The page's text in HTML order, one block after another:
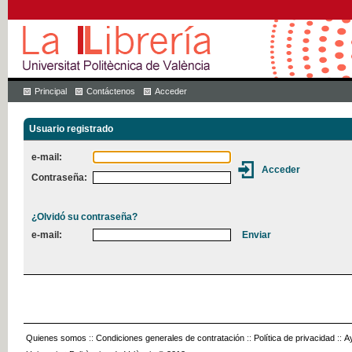
Principal Contáctenos Acceder
Usuario registrado
e-mail:
Contraseña:
¿Olvidó su contraseña?
e-mail:
Quienes somos :: Condiciones generales de contratación :: Política de privacidad ::